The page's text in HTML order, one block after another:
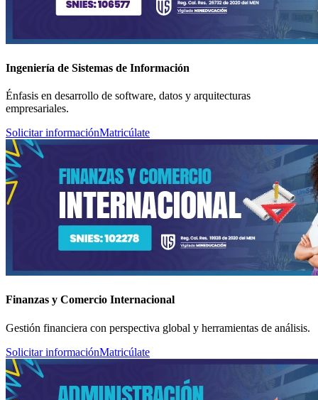
Ingeniería de Sistemas de Información
Énfasis en desarrollo de software, datos y arquitecturas
empresariales.
Solicitar informaciónMatricúlate
Finanzas y Comercio Internacional
Gestión financiera con perspectiva global y herramientas de análisis.
Solicitar informaciónMatricúlate